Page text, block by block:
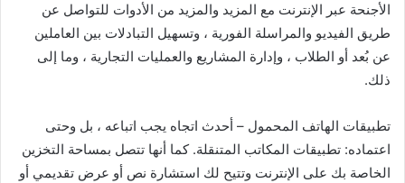
الأجنحة عبر الإنترنت مع المزيد والمزيد من الأدوات للتواصل عن
طريق الفيديو والمراسلة الفورية ، وتسهيل التبادلات بين العاملين
عن بُعد أو الطلاب ، وإدارة المشاريع والعمليات التجارية ، وما إلى
ذلك.
تطبيقات الهاتف المحمول – أحدث اتجاه يجب اتباعه ، بل وحتى
اعتماده: تطبيقات المكاتب المتنقلة. كما أنها تتصل بمساحة التخزين
الخاصة بك على الإنترنت وتتيح لك استشارة نص أو عرض تقديمي أو